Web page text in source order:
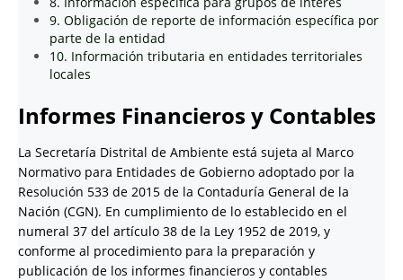
9. Obligación de reporte de información específica por
parte de la entidad
10. Información tributaria en entidades territoriales
locales
Informes Financieros y Contables
La Secretaría Distrital de Ambiente está sujeta al Marco
Normativo para Entidades de Gobierno adoptado por la
Resolución 533 de 2015 de la Contaduría General de la
Nación (CGN). En cumplimiento de lo establecido en el
numeral 37 del artículo 38 de la Ley 1952 de 2019, y
conforme al procedimiento para la preparación y
publicación de los informes financieros y contables